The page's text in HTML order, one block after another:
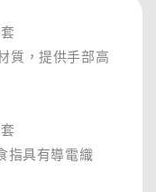
質，提供手部高
指具有導電織